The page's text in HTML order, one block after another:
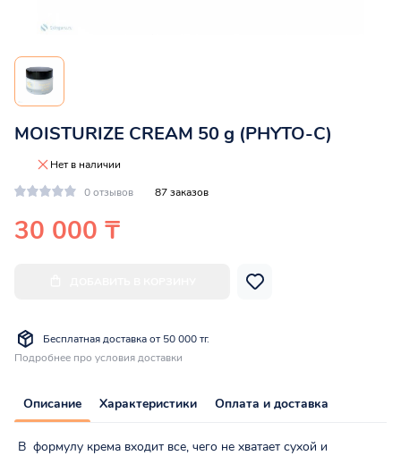
MOISTURIZE CREAM 50 g (PHYTO-C)
Нет в наличии
0 отзывов
87 заказов
30 000 ₸
Бесплатная доставка от 50 000 тг.
Подробнее про условия доставки
Описание Характеристики Оплата и доставка
В формулу крема входит все, чего не хватает сухой и